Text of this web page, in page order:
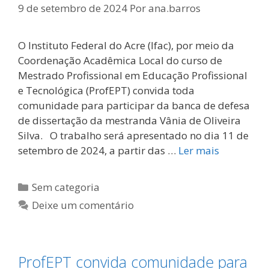
9 de setembro de 2024 Porana.barros
O Instituto Federal do Acre (Ifac), por meio da
Coordenação Acadêmica Local do curso de
Mestrado Profissional em Educação Profissional
e Tecnológica (ProfEPT) convida toda
comunidade para participar da banca de defesa
de dissertação da mestranda Vânia de Oliveira
Silva. O trabalho será apresentado no dia 11 de
setembro de 2024, a partir das … Ler mais
Categorias
Sem categoria
Deixe um comentário
ProfEPT convida comunidade para